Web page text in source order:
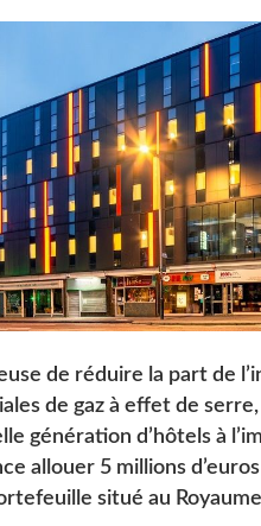
de réduire la part de
de gaz à effet de
génération d’hôtels à
allouer 5 millions
situé au